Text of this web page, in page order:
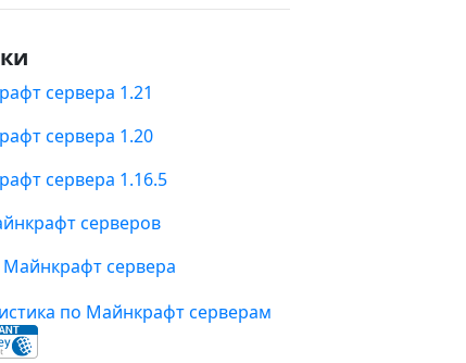
сервера 1.21
сервера 1.20
сервера 1.16.5
серверов
сервера